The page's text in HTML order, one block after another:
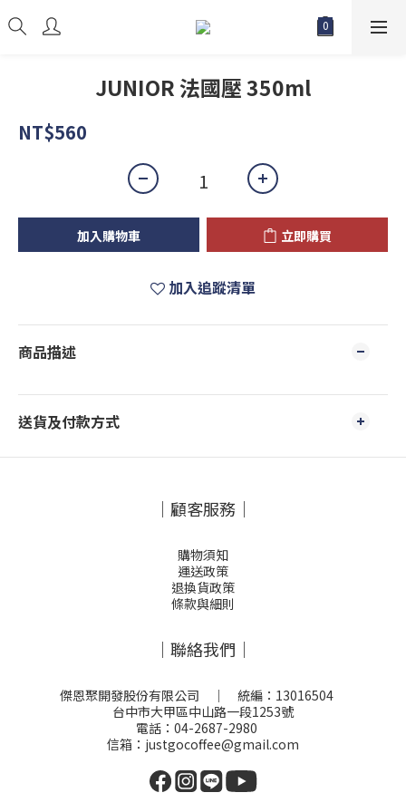
JUNIOR 法國壓 350ml
NT$560
加入購物車 立即購買
加入追蹤清單
商品描述
送貨及付款方式
｜顧客服務｜
購物須知
運送政策
退換貨政策
條款與細則
｜聯絡我們｜
傑恩聚開發股份有限公司 ｜ 統編：13016504
台中市大甲區中山路一段1253號
電話：04-2687-2980
信箱：justgocoffee@gmail.com